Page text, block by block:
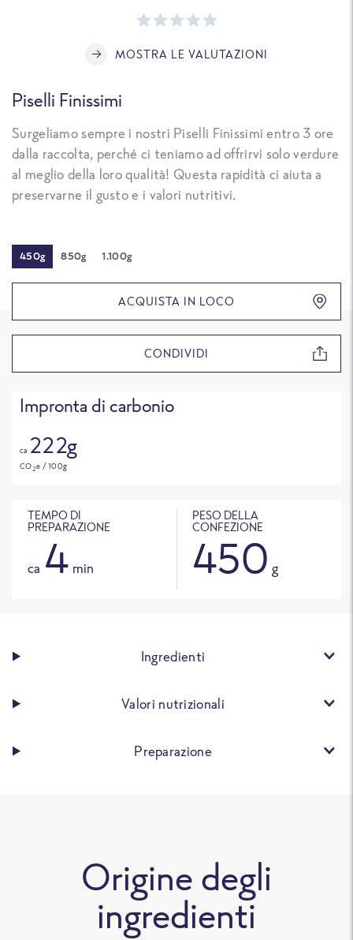
MOSTRA LE VALUTAZIONI
Piselli Finissimi
Surgeliamo sempre i nostri Piselli Finissimi entro 3 ore
dalla raccolta, perché ci teniamo ad offrirvi solo verdure
al meglio della loro qualità! Questa rapidità ci aiuta a
preservarne il gusto e i valori nutritivi.
450g 850g 1.100g
ACQUISTA IN LOCO
CONDIVIDI
TEMPO DI
PREPARAZIONE
ca 4 min
PESO DELLA
CONFEZIONE
450 g
Impronta di carbonio
ca 222g
CO2e / 100g
Ingredienti
Valori nutrizionali
Preparazione
Origine degli
ingredienti